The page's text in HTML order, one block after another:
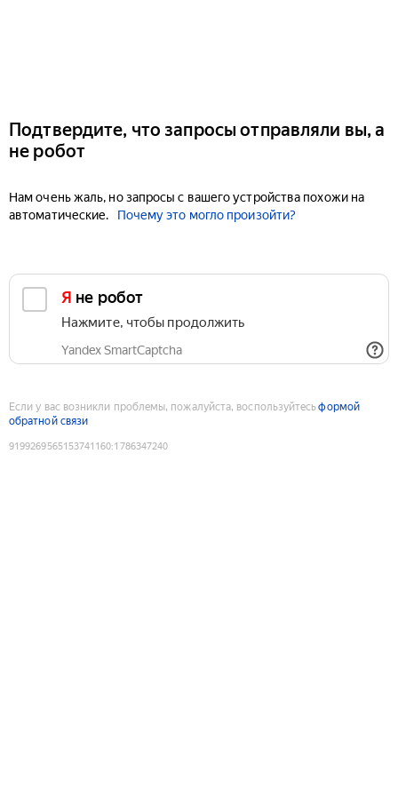
Подтвердите, что запросы отправляли вы, а
не робот
Нам очень жаль, но запросы с вашего устройства похожи на
автоматические.
Почему это могло произойти?
Я не робот
Нажмите, чтобы продолжить
Yandex SmartCaptcha
Если у вас возникли проблемы, пожалуйста, воспользуйтесьформой
обратной связи
9199269565153741160:1786347240